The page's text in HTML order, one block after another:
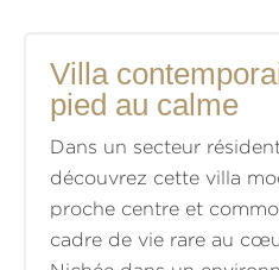
Villa
pied au calme
Dans un secteur
découvrez cette villa
proche centre et
cadre de vie rare au